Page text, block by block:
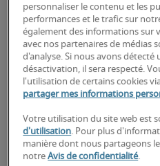
Organisation : souci
gérer efficacement
Compétences
suite Microsoft Office
PowerPoint) et
gestion de bureau.
Discrétion : capacité
confidentielles avec
personnaliser le contenu et les
performances et le trafic sur
également des informations sur
avec nos partenaires de médias
d'analyse. Si nous avons détecté
désactivation, il sera respecté.
l'utilisation de certains cookies
partager mes informations
Votre utilisation du site web est
d'utilisation. Pour plus
manière dont nous partageons
notreAvis de confidentialité.